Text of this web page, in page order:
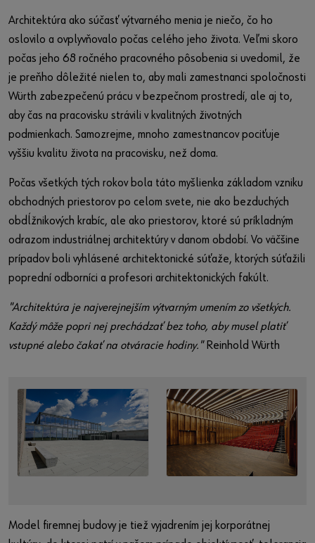
Architektúra ako súčasť výtvarného menia je niečo, čo ho
oslovilo a ovplyvňovalo počas celého jeho života. Veľmi skoro
počas jeho 68 ročného pracovného pôsobenia si uvedomil, že
je preňho dôležité nielen to, aby mali zamestnanci spoločnosti
Würth zabezpečenú prácu v bezpečnom prostredí, ale aj to,
aby čas na pracovisku strávili v kvalitných životných
podmienkach. Samozrejme, mnoho zamestnancov pociťuje
vyššiu kvalitu života na pracovisku, než doma.
Počas všetkých tých rokov bola táto myšlienka základom vzniku
obchodných priestorov po celom svete, nie ako bezduchých
obdĺžnikových krabíc, ale ako priestorov, ktoré sú príkladným
odrazom industriálnej architektúry v danom období. Vo väčšine
prípadov boli vyhlásené architektonické súťaže, ktorých súťažili
poprední odborníci a profesori architektonických fakúlt.
"Architektúra je najverejnejším výtvarným umením zo všetkých.
Každý môže popri nej prechádzať bez toho, aby musel platiť
vstupné alebo čakať na otváracie hodiny."Reinhold Würth
Model firemnej budovy je tiež vyjadrením jej korporátnej